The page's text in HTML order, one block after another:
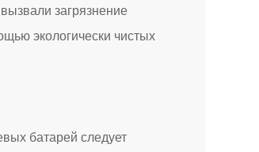
загрязнение
экологически чистых
батарей следует